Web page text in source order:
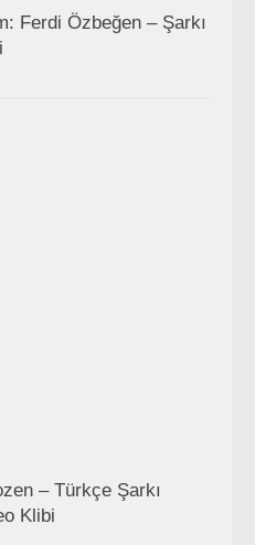
Ferdi Özbeğen – Şarkı
– Türkçe Şarkı
Klibi